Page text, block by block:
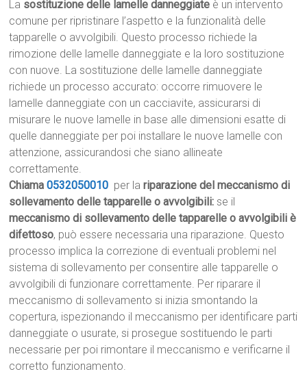
La sostituzione delle lamelle danneggiate è un intervento
comune per ripristinare l’aspetto e la funzionalità delle
tapparelle o avvolgibili. Questo processo richiede la
rimozione delle lamelle danneggiate e la loro sostituzione
con nuove. La sostituzione delle lamelle danneggiate
richiede un processo accurato: occorre rimuovere le
lamelle danneggiate con un cacciavite, assicurarsi di
misurare le nuove lamelle in base alle dimensioni esatte di
quelle danneggiate per poi installare le nuove lamelle con
attenzione, assicurandosi che siano allineate
correttamente.
Chiama0532050010 per lariparazione del meccanismo di
sollevamento delle tapparelle o avvolgibili: se il
meccanismo di sollevamento delle tapparelle o avvolgibili è
difettoso, può essere necessaria una riparazione. Questo
processo implica la correzione di eventuali problemi nel
sistema di sollevamento per consentire alle tapparelle o
avvolgibili di funzionare correttamente. Per riparare il
meccanismo di sollevamento si inizia smontando la
copertura, ispezionando il meccanismo per identificare parti
danneggiate o usurate, si prosegue sostituendo le parti
necessarie per poi rimontare il meccanismo e verificarne il
corretto funzionamento.